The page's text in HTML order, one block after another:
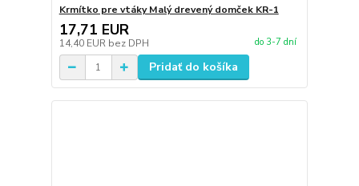
Krmítko pre vtáky Malý drevený domček KR-1
17,71 EUR
14,40 EUR bez DPH do 3-7 dní
Pridať do košíka